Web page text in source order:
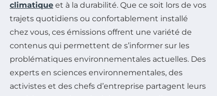
climatique et à la durabilité. Que ce soit lors de vos
trajets quotidiens ou confortablement installé
chez vous, ces émissions offrent une variété de
contenus qui permettent de s’informer sur les
problématiques environnementales actuelles. Des
experts en sciences environnementales, des
activistes et des chefs d’entreprise partagent leurs